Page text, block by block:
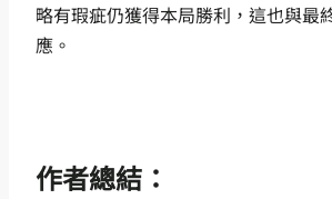
略有瑕疵仍獲得本局勝利，這也與最
應。
作者總結：